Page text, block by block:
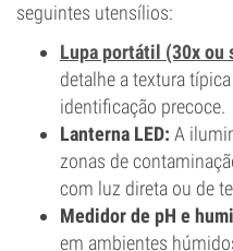
seguintes utensílios:
Lupa portátil (30x ou
detalhe a textura
identificação precoce.
Lanterna LED: A
zonas de
com luz direta ou de
Medidor de pH e
em ambientes